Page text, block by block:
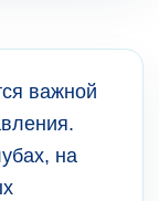
важной
на